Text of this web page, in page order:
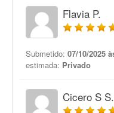
Flavia P.
Submetido: 07/10/2025
estimada: Privado
Cicero S S.